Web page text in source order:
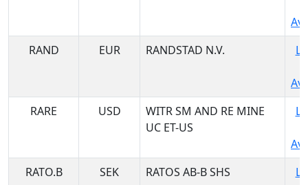
RAND
EUR RANDSTAD N.V.
RARE
USD
WITR SM AND RE MINE
UC ET-US
RATO.B
SEK RATOS AB-B SHS